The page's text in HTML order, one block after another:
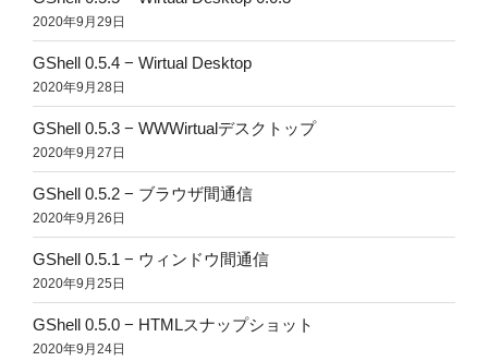
2020年9月29日
GShell 0.5.4 − Wirtual Desktop
2020年9月28日
GShell 0.5.3 − WWWirtualデスクトップ
2020年9月27日
GShell 0.5.2 − ブラウザ間通信
2020年9月26日
GShell 0.5.1 − ウィンドウ間通信
2020年9月25日
GShell 0.5.0 − HTMLスナップショット
2020年9月24日